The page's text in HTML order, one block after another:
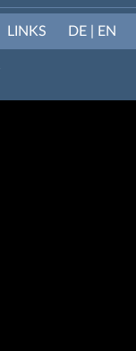
LINKS DE | EN